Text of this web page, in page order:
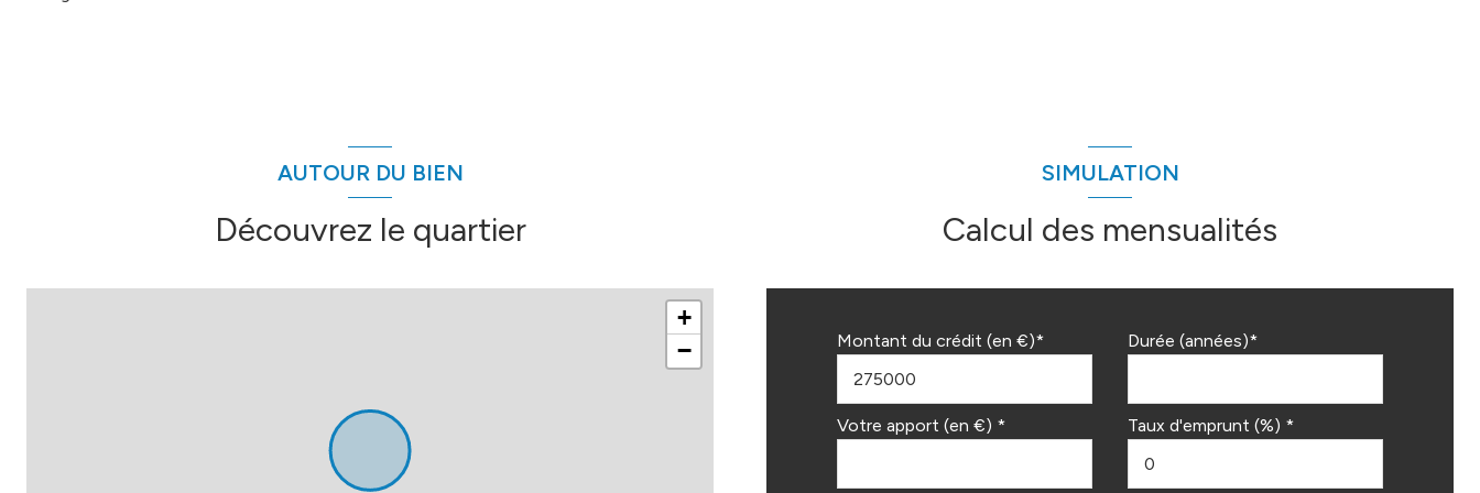
AUTOUR DU BIEN
Découvrez le quartier
+
−
SIMULATION
Calcul des mensualités
Montant du crédit (en €)* Durée (années)*
Votre apport (en €) * Taux d'emprunt (%) *